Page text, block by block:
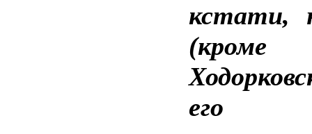
кстати,
его